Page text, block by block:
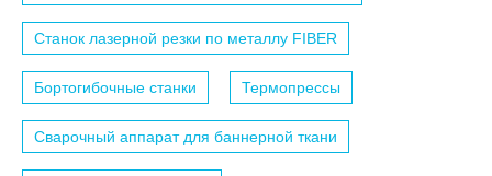
Станок лазерной резки по металлу FIBER
Бортогибочные станки Термопрессы
Сварочный аппарат для баннерной ткани